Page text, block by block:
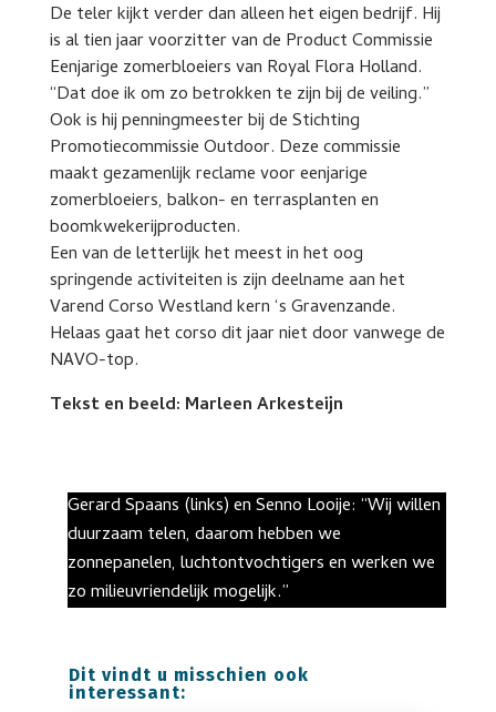
De teler kijkt verder dan alleen het eigen bedrijf. Hij
is al tien jaar voorzitter van de Product Commissie
Eenjarige zomerbloeiers van Royal Flora Holland.
“Dat doe ik om zo betrokken te zijn bij de veiling.”
Ook is hij penningmeester bij de Stichting
Promotiecommissie Outdoor. Deze commissie
maakt gezamenlijk reclame voor eenjarige
zomerbloeiers, balkon- en terrasplanten en
boomkwekerijproducten.
Een van de letterlijk het meest in het oog
springende activiteiten is zijn deelname aan het
Varend Corso Westland kern ‘s Gravenzande.
Helaas gaat het corso dit jaar niet door vanwege de
NAVO-top.
Tekst en beeld: Marleen Arkesteijn
Gerard Spaans (links) en Senno Looije: “Wij willen
duurzaam telen, daarom hebben we
zonnepanelen, luchtontvochtigers en werken we
zo milieuvriendelijk mogelijk.”
Dit vindt u misschien ook
interessant: